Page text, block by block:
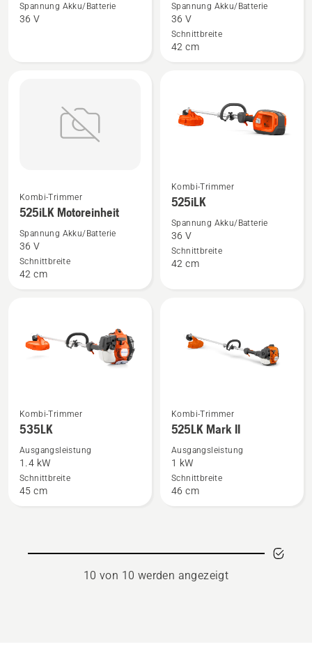
325iLK
Spannung Akku/Batterie
36 V
325iLK
anzeigen
Spannung Akku/Batterie
36 V
Schnittbreite
42 cm
Details
525iLK
anzeigen
Kombi-Trimmer
525iLK Motoreinheit
Spannung Akku/Batterie
36 V
Schnittbreite
42 cm
Mehr
Details
zu
525iLK
anzeigen
Kombi-Trimmer
525iLK
Spannung Akku/Batterie
36 V
Schnittbreite
42 cm
Mehr
Details
535LK
anzeigen
Kombi-Trimmer
535LK
Ausgangsleistung
1.4 kW
Schnittbreite
45 cm
Mehr
Details
525LK
Mark
Kombi-Trimmer
525LK Mark II
Ausgangsleistung
1 kW
Schnittbreite
46 cm
10 von 10 werden angezeigt